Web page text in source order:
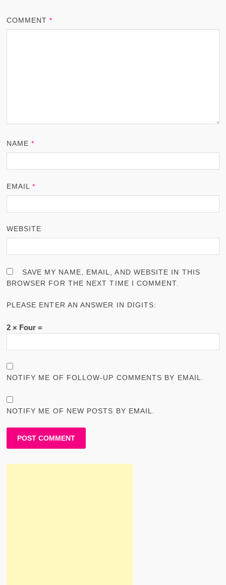
COMMENT*
NAME*
EMAIL*
WEBSITE
SAVE MY NAME, EMAIL, AND WEBSITE IN THIS
BROWSER FOR THE NEXT TIME I COMMENT.
PLEASE ENTER AN ANSWER IN DIGITS:
2 × Four =
NOTIFY ME OF FOLLOW-UP COMMENTS BY EMAIL.
NOTIFY ME OF NEW POSTS BY EMAIL.